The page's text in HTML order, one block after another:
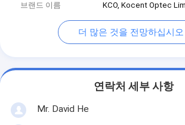
브랜드 이름
KCO, Kocent Optec
더 많은 것을 전망하십시오
연락처 세부 사항
Mr. David He